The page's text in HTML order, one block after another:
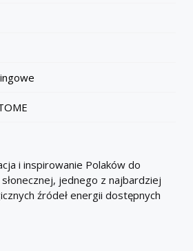
i inspirowanie Polaków do
jednego z najbardziej
źródeł energii dostępnych